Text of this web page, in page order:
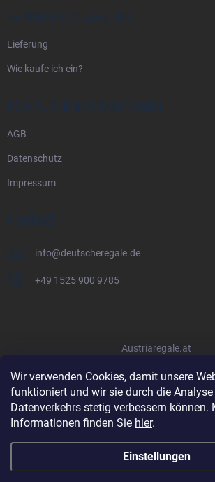
Wir verwenden Cookies, damit unsere
funktioniert und wir sie durch die Analyse
Datenverkehrs stetig verbessern können.
Informationen finden Sie hier.
Einstellungen
VERSAND UND ZAHLUNG
Lieferung
Wie kaufe ich ein?
RECHTLICHE INFORMATIONEN
AGB
Datenschutz
Impressum
KONTAKT
info@deutscheregale.de
+49 1525 900 9785
Austriaregale.at